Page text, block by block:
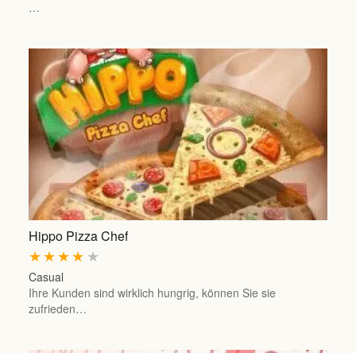
…
Hippo Pizza Chef
★
★
★
★
★
Casual
Ihre Kunden sind wirklich hungrig, können Sie sie
zufrieden…